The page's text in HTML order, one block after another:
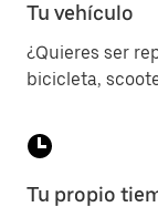
Tu vehículo
¿Quieres ser
bicicleta,
Tu propio